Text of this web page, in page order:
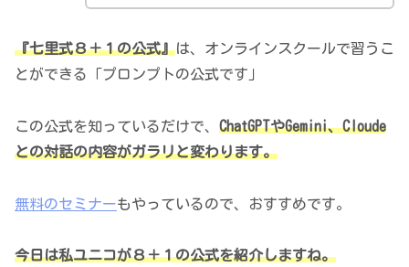
『七里式８＋１の公式』は、オンラインスクールで習うこ
とができる「プロンプトの公式です」
この公式を知っているだけで、 ChatGPTやGemini、Cloude
との対話の内容がガラリと変わります。
無料のセミナーもやっているので、おすすめです。
今日は私ユニコが８＋１の公式を紹介しますね。